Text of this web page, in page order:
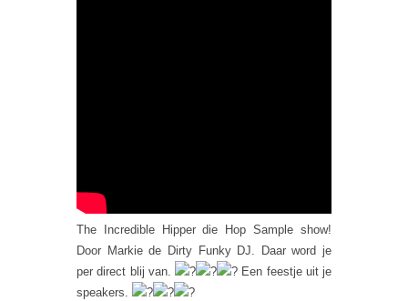
The Incredible Hipper die Hop Sample show!
Door Markie de Dirty Funky DJ. Daar word je
per direct blij van.
Een feestje uit je
speakers.